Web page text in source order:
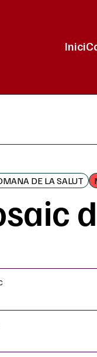
Inici
DE LA SALUT